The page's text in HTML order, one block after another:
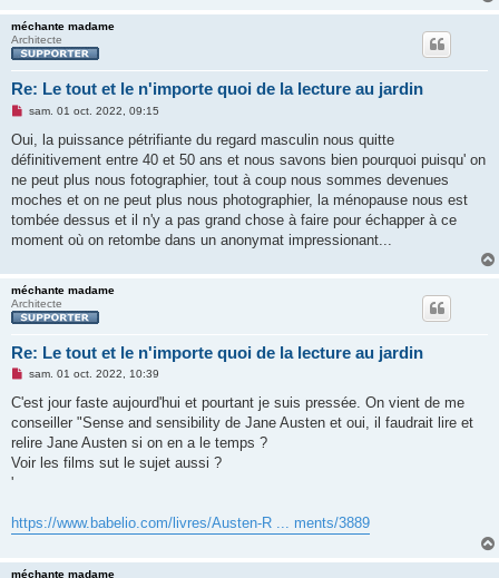
méchante madame
Architecte
Re: Le tout et le n'importe quoi de la lecture au jardin
M
s
a
g
n
o
l
sam. 01 oct. 2022, 09:15
Oui, la puissance pétrifiante du regard masculin nous quitte
définitivement entre 40 et 50 ans et nous savons bien pourquoi puisqu' on
ne peut plus nous fotographier, tout à coup nous sommes devenues
moches et on ne peut plus nous photographier, la ménopause nous est
tombée dessus et il n'y a pas grand chose à faire pour échapper à ce
moment où on retombe dans un anonymat impressionant...
méchante madame
Architecte
Re: Le tout et le n'importe quoi de la lecture au jardin
M
s
a
g
n
u
sam. 01 oct. 2022, 10:39
C'est jour faste aujourd'hui et pourtant je suis pressée. On vient de me
conseiller "Sense and sensibility de Jane Austen et oui, il faudrait lire et
relire Jane Austen si on en a le temps ?
Voir les films sut le sujet aussi ?
'
https://www.babelio.com/livres/Austen-R ... ments/3889
méchante madame